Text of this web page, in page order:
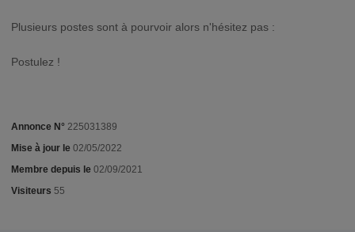
Plusieurs postes sont à pourvoir alors n'hésitez pas :
Postulez !
Annonce N° 225031389
Mise à jour le 02/05/2022
Membre depuis le 02/09/2021
Visiteurs 55